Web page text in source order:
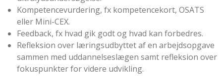
Kompetencevurdering, fx kompetencekort, OSATS
eller Mini-CEX.
Feedback, fx hvad gik godt og hvad kan forbedres.
Refleksion over læringsudbyttet af en arbejdsopgave
sammen med uddannelseslægen samt refleksion over
fokuspunkter for videre udvikling.